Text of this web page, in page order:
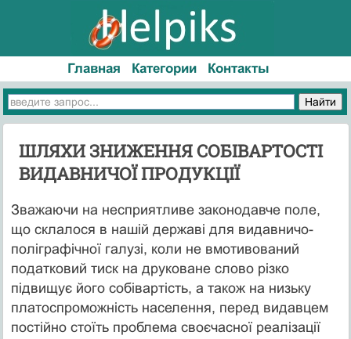
Главная Категории Контакты
ШЛЯХИ ЗНИЖЕННЯ СОБІВАРТОСТІ
ВИДАВНИЧОЇ ПРОДУКЦІЇ
Зважаючи на несприятливе законодавче поле,
що склалося в нашій державі для видавничо-
поліграфічної галузі, коли не вмотивований
податковий тиск на друковане слово різко
підвищує його собівартість, а також на низьку
платоспроможність населення, перед видавцем
постійно стоїть проблема своєчасної реалізації